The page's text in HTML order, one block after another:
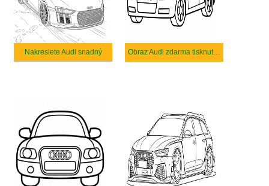
Nakreslete Audi snadný Obraz Audi zdarma tisknutelné